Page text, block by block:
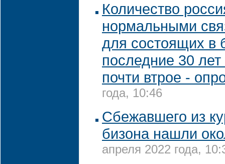
Количество
нормальными
для состоящих в
последние 30 лет
почти втрое -
года, 10:46
Сбежавшего из
бизона нашли
апреля 2022 года,